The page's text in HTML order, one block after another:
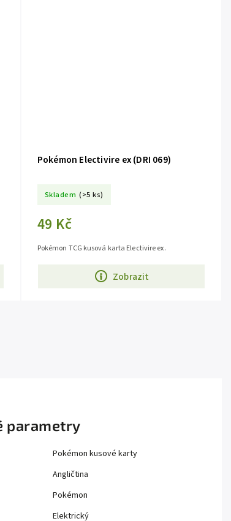
Pokémon Electivire ex (DRI 069)
Skladem (>5 ks)
49 Kč
Zobrazit
Pokémon TCG kusová karta Electivire ex.
parametry
Pokémon kusové karty
Angličtina
Pokémon
Elektrický